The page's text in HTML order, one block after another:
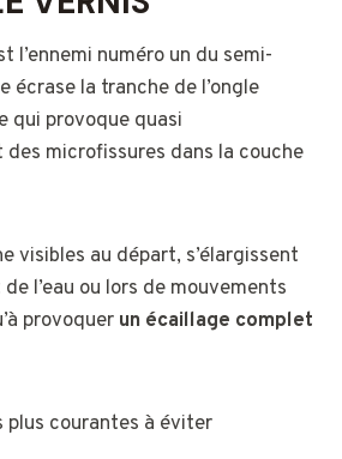
l’ennemi numéro un du semi-
écrase la tranche de l’ongle
qui provoque quasi
microfissures dans la couche
visibles au départ, s’élargissent
l’eau ou lors de mouvements
provoquer un écaillage complet
plus courantes à éviter